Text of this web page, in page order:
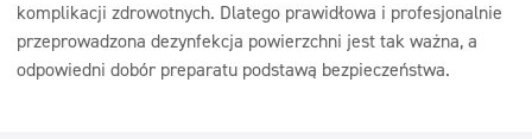
komplikacji zdrowotnych. Dlatego prawidłowa i profesjonalnie
przeprowadzona dezynfekcja powierzchni jest tak ważna, a
odpowiedni dobór preparatu podstawą bezpieczeństwa.